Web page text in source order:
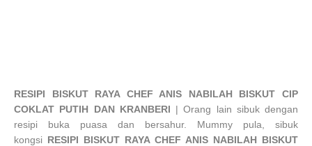
RESIPI BISKUT RAYA CHEF ANIS NABILAH BISKUT CIP
COKLAT PUTIH DAN KRANBERI | Orang lain sibuk dengan
resipi buka puasa dan bersahur. Mummy pula, sibuk
kongsi RESIPI BISKUT RAYA CHEF ANIS NABILAH BISKUT